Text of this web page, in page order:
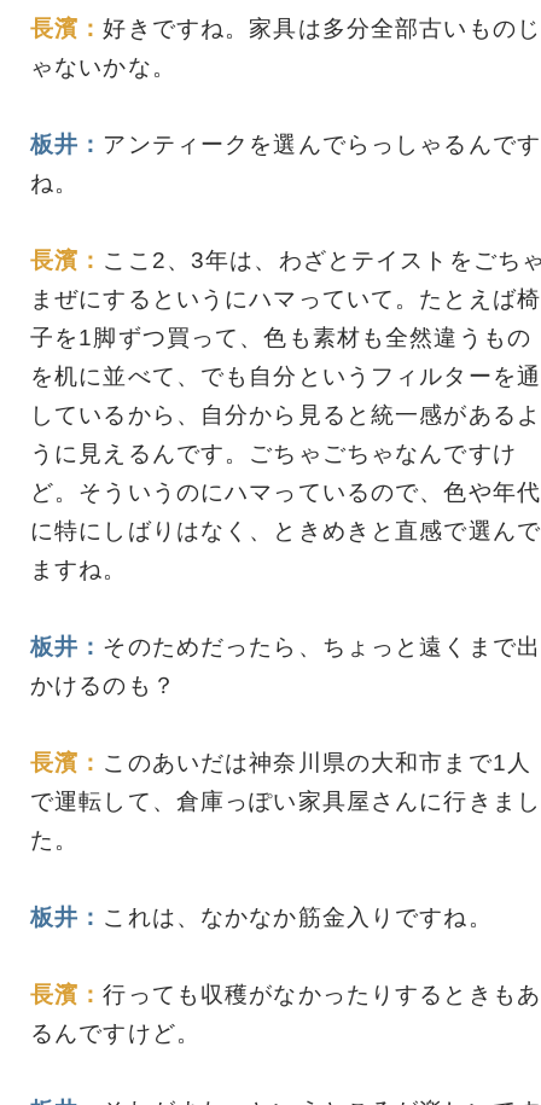
長濱：好きですね。家具は多分全部古いものじ
ゃないかな。
板井： アンティークを選んでらっしゃるんです
ね。
長濱： ここ2、3年は、わざとテイストをごち
まぜにするというにハマっていて。たとえば椅
子を1脚ずつ買って、色も素材も全然違うもの
を机に並べて、でも自分というフィルターを通
しているから、自分から見ると統一感があるよ
うに見えるんです。ごちゃごちゃなんですけ
ど。そういうのにハマっているので、色や年代
に特にしばりはなく、ときめきと直感で選んで
ますね。
板井： そのためだったら、ちょっと遠くまで出
かけるのも？
長濱： このあいだは神奈川県の大和市まで1人
で運転して、倉庫っぽい家具屋さんに行きまし
た。
板井： これは、なかなか筋金入りですね。
長濱：行っても収穫がなかったりするときもあ
るんですけど。